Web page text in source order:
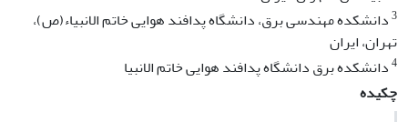
3دانشکده مهندسی برق، دانشگاه پدافند هوایی خاتم الانبیاء(ص)،
تهران، ایران
4دانشکده برق دانشگاه پدافند هوایی خاتم الانبیا
چکیده